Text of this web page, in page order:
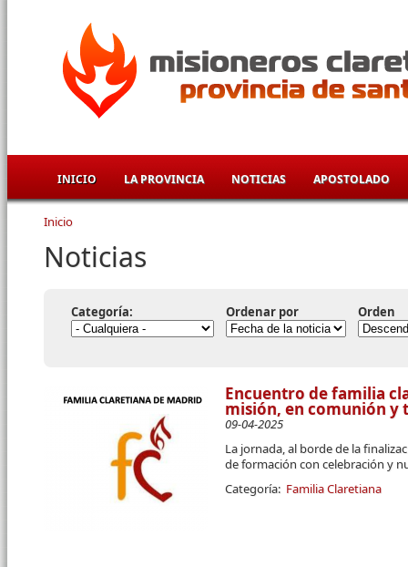
INICIO LA PROVINCIA NOTICIAS APOSTOLADO
Se encuentra usted aquí
Inicio
Noticias
Categoría: Ordenar por Orden
Encuentro de familia
misión, en comunión y
09-04-2025
La jornada, al borde de la
de formación con celebración y
Categoría: Familia Claretiana